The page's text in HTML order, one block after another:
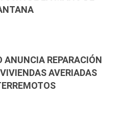
ANUNCIA REPARACIÓN
AVERIADAS